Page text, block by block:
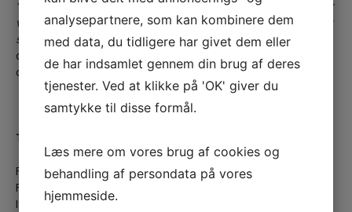
”Hvis vi bare sætter os ned og lader livet stå til, så forfalder
vi. Selv om jeg er ved at have levet en del år, så åbnes der
stadig nye døre for mig,”udtaler Dorte Andersen, der nu
debuterer som forfatter, da hun gerne vil dele sin viden
om ansigtsyoga med så mange som muligt.
Træn dit ansigt friskt og yngre med ansigtsyoga
Forfatter: Dorte Andersen
Forlag: Turbine
ISBN: 9788743603313
analysepartnere, som kan kombinere dem
med data, du tidligere har givet dem eller
de har indsamlet gennem din brug af deres
tjenester. Ved at klikke på 'OK' giver du
samtykke til disse formål.
Læs mere om vores brug af cookies og
behandling af persondata på vores
hjemmeside.